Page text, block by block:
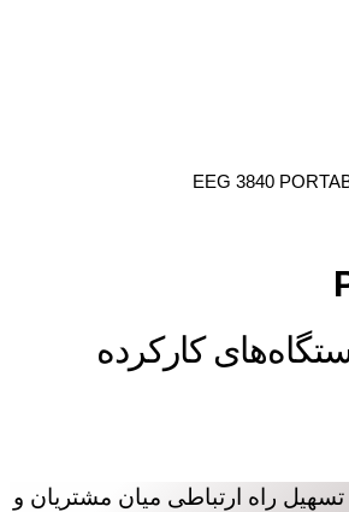
کارکرده
راه ارتباطی میان مشتریان و